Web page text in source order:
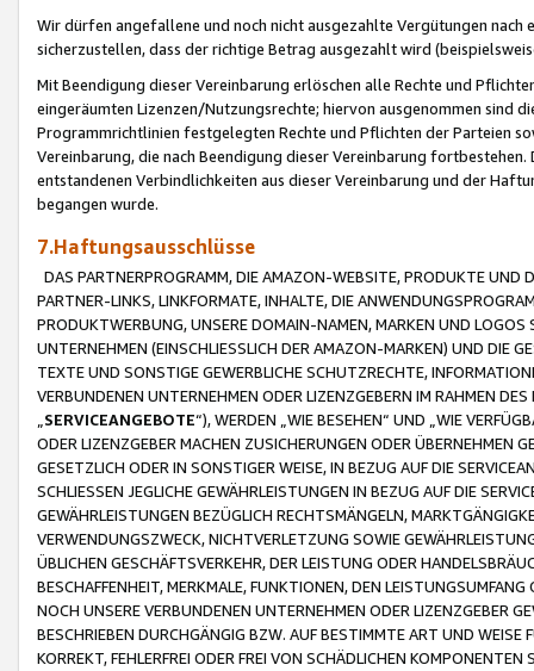
Wir dürfen angefallene und noch nicht ausgezahlte Vergütungen
sicherzustellen, dass der richtige Betrag ausgezahlt wird
Mit Beendigung dieser Vereinbarung erlöschen alle Rechte und
eingeräumten Lizenzen/Nutzungsrechte; hiervon ausgenommen sind
Programmrichtlinien festgelegten Rechte und Pflichten der Parteien
Vereinbarung, die nach Beendigung dieser Vereinbarung
entstandenen Verbindlichkeiten aus dieser Vereinbarung und der
begangen wurde.
7.Haftungsausschlüsse
DAS PARTNERPROGRAMM, DIE AMAZON-WEBSITE, PRODUKTE UND
PARTNER-LINKS, LINKFORMATE, INHALTE, DIE
PRODUKTWERBUNG, UNSERE DOMAIN-NAMEN, MARKEN UND
UNTERNEHMEN (EINSCHLIESSLICH DER AMAZON-MARKEN) UND DIE
TEXTE UND SONSTIGE GEWERBLICHE SCHUTZRECHTE,
VERBUNDENEN UNTERNEHMEN ODER LIZENZGEBERN IM RAHMEN
SERVICEANGEBOTE“), WERDEN „WIE BESEHEN“ UND „WIE
ODER LIZENZGEBER MACHEN ZUSICHERUNGEN ODER ÜBERNEHMEN
GESETZLICH ODER IN SONSTIGER WEISE, IN BEZUG AUF DIE
SCHLIESSEN JEGLICHE GEWÄHRLEISTUNGEN IN BEZUG AUF DIE
GEWÄHRLEISTUNGEN BEZÜGLICH RECHTSMÄNGELN,
VERWENDUNGSZWECK, NICHTVERLETZUNG SOWIE
ÜBLICHEN GESCHÄFTSVERKEHR, DER LEISTUNG ODER
BESCHAFFENHEIT, MERKMALE, FUNKTIONEN, DEN
NOCH UNSERE VERBUNDENEN UNTERNEHMEN ODER LIZENZGEBER
BESCHRIEBEN DURCHGÄNGIG BZW. AUF BESTIMMTE ART UND
KORREKT, FEHLERFREI ODER FREI VON SCHÄDLICHEN